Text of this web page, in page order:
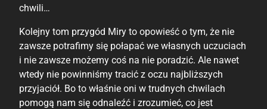
chwili…
Kolejny tom przygód Miry to opowieść o tym, że nie
zawsze potrafimy się połapać we własnych uczuciach
i nie zawsze możemy coś na nie poradzić. Ale nawet
wtedy nie powinniśmy tracić z oczu najbliższych
przyjaciół. Bo to właśnie oni w trudnych chwilach
pomogą nam się odnaleźć i zrozumieć, co jest